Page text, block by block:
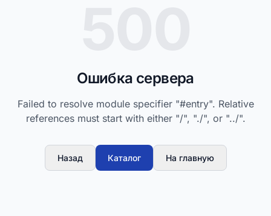
Ошибка сервера
Failed to resolve module specifier "#entry". Relative
references must start with either "/", "./", or "../".
Назад Каталог На главную